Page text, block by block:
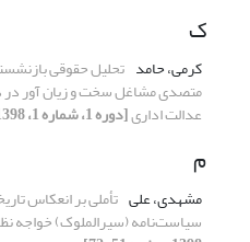
ک
کرمی، حامد تحلیل حقوقی
متصدی مشاغل سخت و زیان آور در
عدالت اداری[دوره 1، شماره 1، 1398، صفحه 139-165]
م
مشهدی، علی تأملی بر انعکاس
سیاست‌نامه (سیرالملوک) خواجه